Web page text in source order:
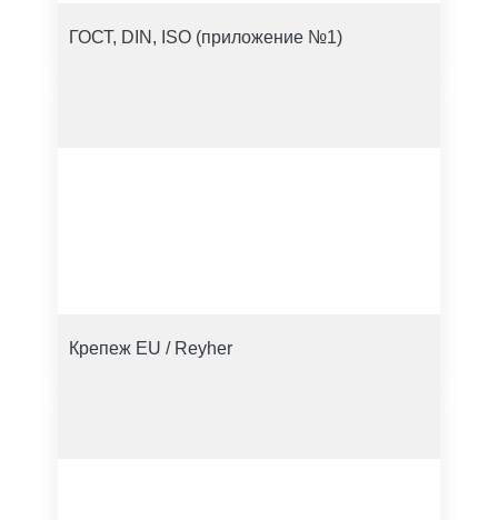
ГОСТ, DIN, ISO (приложение №1)
Крепеж EU / Reyher